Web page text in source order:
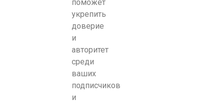
поможет
укрепить
доверие
и
авторитет
среди
ваших
подписчиков
и